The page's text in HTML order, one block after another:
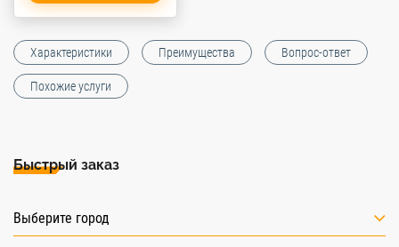
Характеристики Преимущества Вопрос-ответ
Похожие услуги
Быстрый заказ
Выберите город